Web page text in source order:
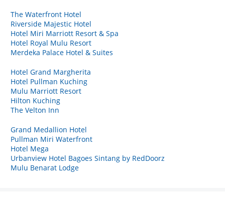
The Waterfront Hotel
Riverside Majestic Hotel
Hotel Miri Marriott Resort & Spa
Hotel Royal Mulu Resort
Merdeka Palace Hotel & Suites
Hotel Grand Margherita
Hotel Pullman Kuching
Mulu Marriott Resort
Hilton Kuching
The Velton Inn
Grand Medallion Hotel
Pullman Miri Waterfront
Hotel Mega
Urbanview Hotel Bagoes Sintang by RedDoorz
Mulu Benarat Lodge